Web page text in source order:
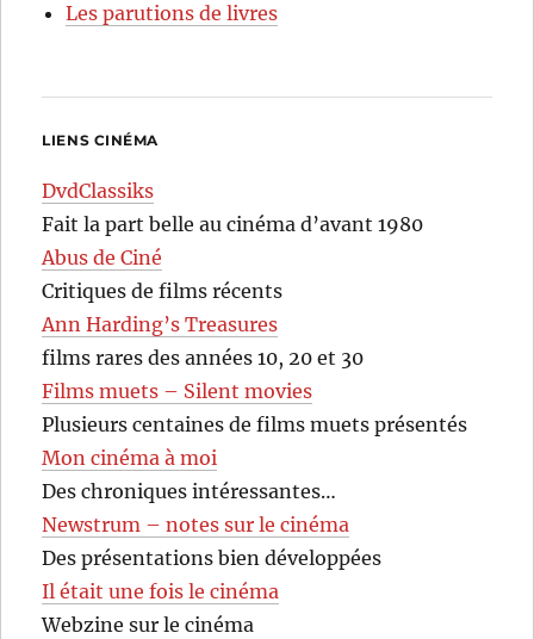
Les parutions de livres
LIENS CINÉMA
DvdClassiks
Fait la part belle au cinéma d’avant 1980
Abus de Ciné
Critiques de films récents
Ann Harding’s Treasures
films rares des années 10, 20 et 30
Films muets – Silent movies
Plusieurs centaines de films muets présentés
Mon cinéma à moi
Des chroniques intéressantes…
Newstrum – notes sur le cinéma
Des présentations bien développées
Il était une fois le cinéma
Webzine sur le cinéma